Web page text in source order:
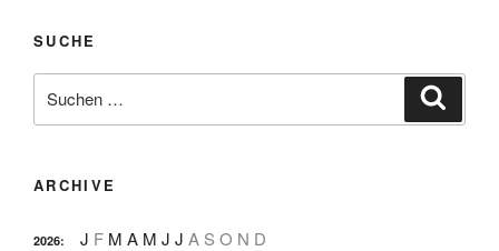
SUCHE
nach:
ARCHIVE
2026: J F M A M J J A S O N D